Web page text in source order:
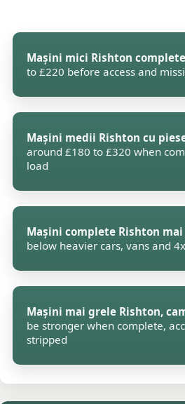
Mașini mici Rishton
to £220 before access and
Mașini medii Rishton cu
around £180 to £320 when
load
Mașini complete Rishton
below heavier cars, vans and
Mașini mai grele Rishton,
be stronger when complete,
stripped